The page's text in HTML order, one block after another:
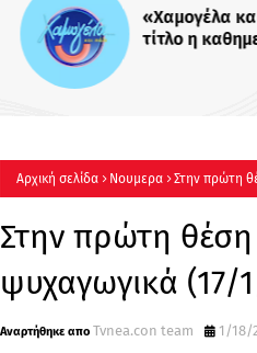
«Χαμογέλα και
τίτλο η
Σίσσυς
Αρχική σελίδα Νουμερα Στην πρώτη
Στην πρώτη
ψυχαγωγικά (17/
Tvnea.con team 1/18/